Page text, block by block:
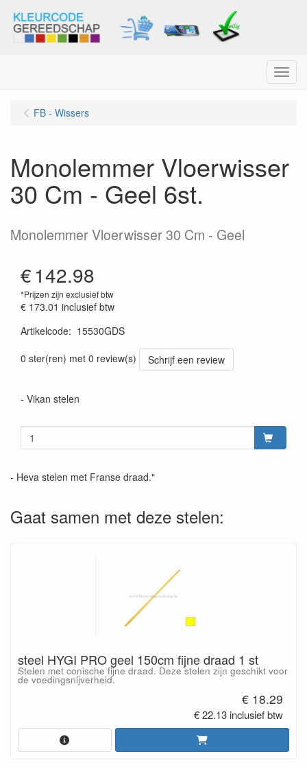
Menu
FB - Wissers
Monolemmer Vloerwisser
30 Cm - Geel 6st.
Monolemmer Vloerwisser 30 Cm - Geel
€142.98
*Prijzen zijn exclusief btw
€ 173.01 inclusief btw
Artikelcode: 15530GDS
0 ster(ren) met 0 review(s)
Schrijf een review
- Vikan stelen
- Heva stelen met Franse draad."
Gaat samen met deze stelen:
steel HYGI PRO geel 150cm fijne draad 1 st
Stelen met conische fijne draad. Deze stelen zijn geschikt voor
de voedingsnijverheid.
€ 18.29
€ 22.13 inclusief btw